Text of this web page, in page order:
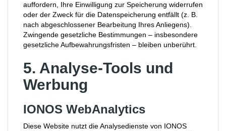
auffordern, Ihre Einwilligung zur Speicherung widerrufen
oder der Zweck für die Datenspeicherung entfällt (z. B.
nach abgeschlossener Bearbeitung Ihres Anliegens).
Zwingende gesetzliche Bestimmungen – insbesondere
gesetzliche Aufbewahrungsfristen – bleiben unberührt.
5. Analyse-Tools und
Werbung
IONOS WebAnalytics
Diese Website nutzt die Analysedienste von IONOS